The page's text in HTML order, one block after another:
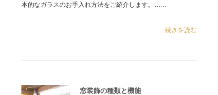
本的なガラスのお手入れ方法をご紹介します。……
...続きを読む
窓装飾の種類と機能